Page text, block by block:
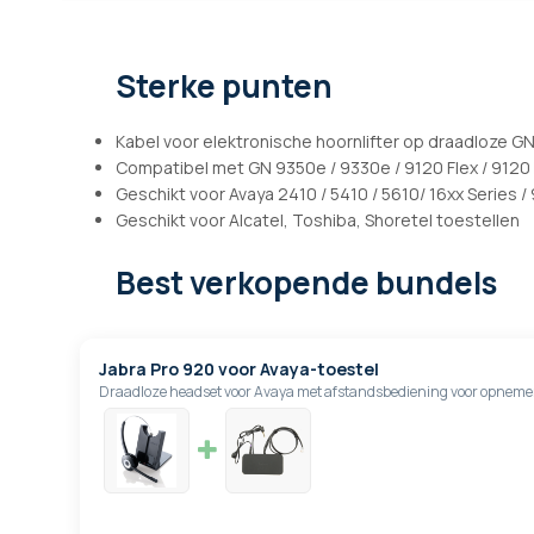
afbeeldingen-
Sterke punten
Kabel voor elektronische hoornlifter op draadloze
Compatibel met GN 9350e / 9330e / 9120 Flex /
Geschikt voor Avaya 2410 / 5410 / 5610/ 16xx Series
Geschikt voor Alcatel, Toshiba, Shoretel toestellen
Best verkopende bundels
Jabra Pro 920 voor Avaya-toestel
Draadloze headset voor Avaya met afstandsbediening voor